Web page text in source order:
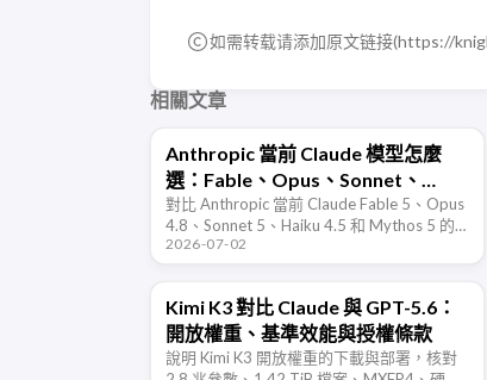
如需转载请添加原文链接(https://
相關文章
Anthropic 當前 Claude 模型怎麼
選：Fable、Opus、Sonnet、
Haiku 對比
對比 Anthropic 當前 Claude Fable 5、Opus
4.8、Sonnet 5、Haiku 4.5 和 Mythos 5 的
定位、價格、上下文、延遲與適用場景。
2026-07-02
Kimi K3 對比 Claude 與 GPT-5.6：
開放權重、基準效能與授權條款
說明 Kimi K3 開放權重的下載與部署，核對